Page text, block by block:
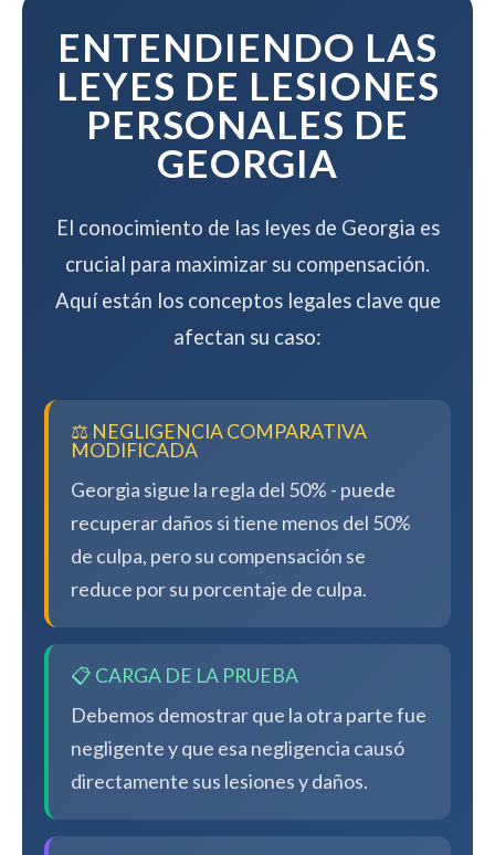
ENTENDIENDO LAS
LEYES DE LESIONES
PERSONALES DE
GEORGIA
El conocimiento de las leyes de Georgia es
crucial para maximizar su compensación.
Aquí están los conceptos legales clave que
afectan su caso:
⚖️ NEGLIGENCIA COMPARATIVA
MODIFICADA
Georgia sigue la regla del 50% - puede
recuperar daños si tiene menos del 50%
de culpa, pero su compensación se
reduce por su porcentaje de culpa.
📋 CARGA DE LA PRUEBA
Debemos demostrar que la otra parte fue
negligente y que esa negligencia causó
directamente sus lesiones y daños.